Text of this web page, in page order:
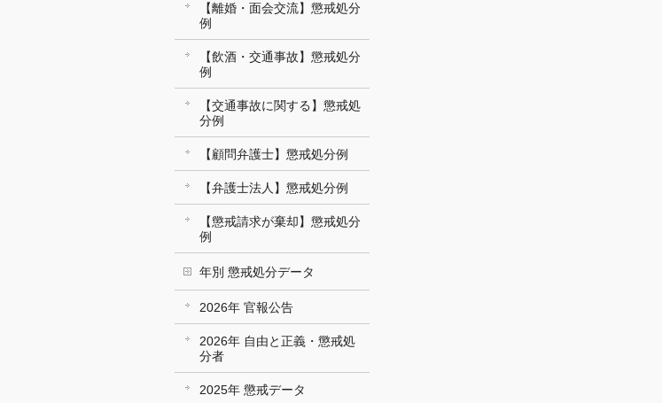
【離婚・面会交流】懲戒処分
例
【飲酒・交通事故】懲戒処分
例
【交通事故に関する】懲戒処
分例
【顧問弁護士】懲戒処分例
【弁護士法人】懲戒処分例
【懲戒請求が棄却】懲戒処分
例
年別 懲戒処分データ
2026年 官報公告
2026年 自由と正義・懲戒処
分者
2025年 懲戒データ